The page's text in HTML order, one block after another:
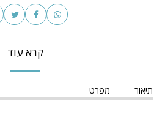
קרא עוד
תיאור מפרט